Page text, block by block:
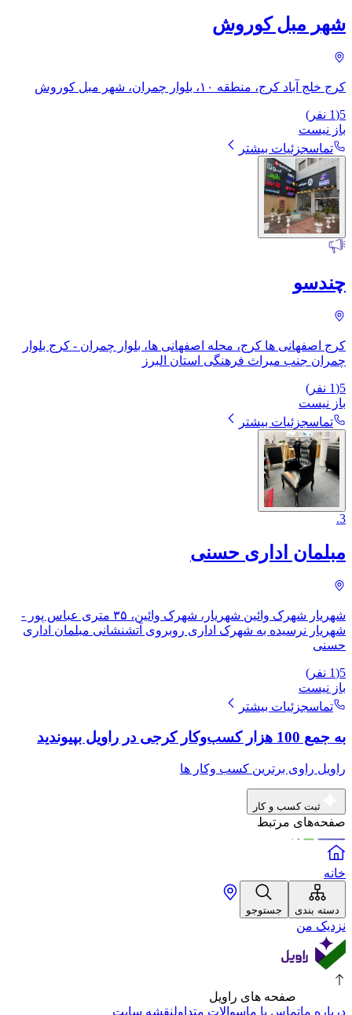
شهر مبل کوروش
کرج خلج آباد کرج، منطقه ۱۰، بلوار چمران، ​شهر مبل کوروش
5
(
1 نفر)
باز نیست
تماسجزئیات بیشتر
چندسو
کرج اصفهانی ها کرج، محله اصفهانی ها، بلوار چمران - کرج بلوار
چمران جنب میراث فرهنگی استان البرز
5
(
1 نفر)
باز نیست
تماسجزئیات بیشتر
3
.
مبلمان اداری حسنی
شهریار شهرک وائین شهریار، شهرک وائین، ۳۵ متری عباس پور -
شهریار نرسیده به شهرک اداری روبروی آتشنشانی مبلمان اداری
حسنی
5
(
1 نفر)
باز نیست
تماسجزئیات بیشتر
به جمع 100 هزار کسب‌وکار کرجی در راویل بپیوندید
راویل راوی برترین کسب وکار ها
ثبت کسب و کار
صفحه‌های مرتبط
خانه
دسته بندی جستوجو
نزدیک من
صفحه های راویل
درباره ماتماس با ماسوالات متداولنقشه سایت